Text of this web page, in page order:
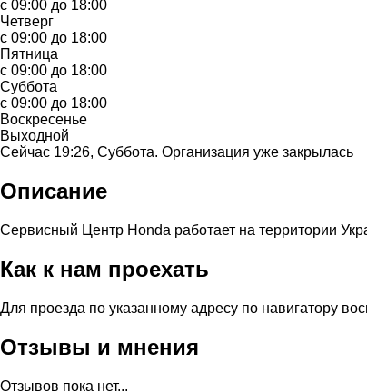
с 09:00 до 18:00
Четверг
с 09:00 до 18:00
Пятница
с 09:00 до 18:00
Суббота
с 09:00 до 18:00
Воскресенье
Выходной
Сейчас 19:26, Суббота. Организация уже закрылась
Описание
Сервисный Центр Honda работает на территории
Как к нам проехать
Для проезда по указанному адресу по навигатору
Отзывы и мнения
Отзывов пока нет...